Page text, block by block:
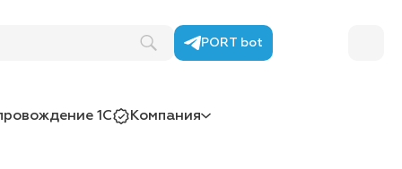
PORT bot
1С Компания